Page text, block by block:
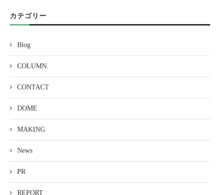
カテゴリー
Blog
COLUMN
CONTACT
DOME
MAKING
News
PR
REPORT